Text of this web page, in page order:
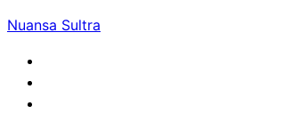
Skip
content
Nuansa Sultra